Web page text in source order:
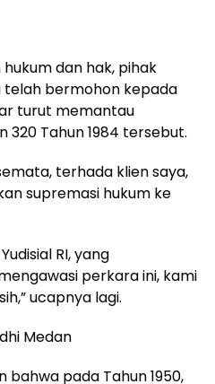
dan hak, pihak
telah bermohon kepada
turut memantau
320 Tahun 1984 tersebut.
terhada klien saya,
supremasi hukum ke
RI, yang
perkara ini, kami
ucapnya lagi.
Medan
pada Tahun 1950,